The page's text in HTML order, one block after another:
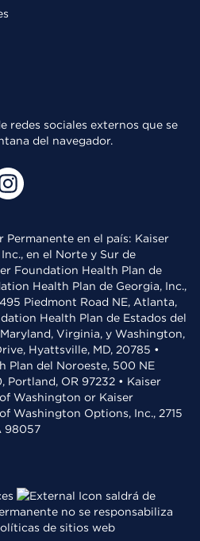
redes sociales externos que se
del navegador.
Permanente en el país: Kaiser
en el Norte y Sur de
Foundation Health Plan de
Health Plan de Georgia, Inc.,
Piedmont Road NE, Atlanta,
Health Plan de Estados del
Virginia, y Washington,
Hyattsville, MD, 20785 •
Plan del Noroeste, 500 NE
Portland, OR 97232 • Kaiser
Washington or Kaiser
Washington Options, Inc., 2715
98057
saldrá de
no se responsabiliza
de sitios web